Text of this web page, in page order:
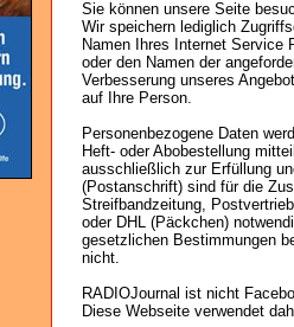
Sie können unsere Seite
Wir speichern lediglich
Namen Ihres Internet Service
oder den Namen der
Verbesserung unseres
auf Ihre Person.
Personenbezogene Daten
Heft- oder Abobestellung
ausschließlich zur Erfüllung
(Postanschrift) sind für die
Streifbandzeitung,
oder DHL (Päckchen)
gesetzlichen Bestimmungen
nicht.
RADIOJournal ist nicht
Diese Webseite verwendet